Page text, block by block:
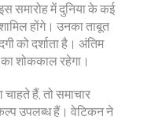
समारोह में दुनिया के कई
होंगे। उनका ताबूत
को दर्शाता है। अंतिम
शोककाल रहेगा।
हैं, तो समाचार
उपलब्ध हैं। वेटिकन ने